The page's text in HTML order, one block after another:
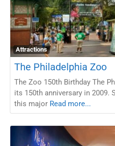
Attractions
The Philadelphia Zoo
The Zoo 150th Birthday The
its 150th anniversary in 2009.
this major Read more...